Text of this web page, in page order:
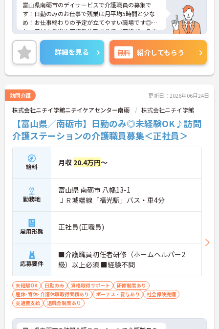
富山県南砺市のデイサービスで介護職員の募集で
す！日勤のみのお仕事で残業は月平均5時間と少な
め！お仕事終わりの予定が立てやすい職場です◎ま
た、子ども手当や家族愛休暇ありでご家族がいる方
でも安心して働くことができます♪ご興味のある方
は面接ポイントをお伝えしますので、お気軽にご連
絡ください！
詳細を見る 無料 紹介してもらう
訪問介護 更新日：2026年06月24日
株式会社ニチイ学館ニチイケアセンター南砺 株式会社ニチイ学館
【富山県／南砺市】日勤のみ◎未経験OK♪訪問
介護ステーションの介護職員募集＜正社員＞
給料 月収 20.4万円～
勤務地
富山県 南砺市 八幡13-1
ＪＲ城端線「福光駅」バス・車4分
雇用形態 正社員(正職員)
応募要件
■介護職員初任者研修（ホームヘルパー2
級）以上必須 ■経験不問
未経験OK 日勤のみ 資格取得サポート
研修制度あり
産休･育休･介護休暇取得実績あり
ボーナス・賞与あり
社会保険完備
交通費支給
退職金制度あり